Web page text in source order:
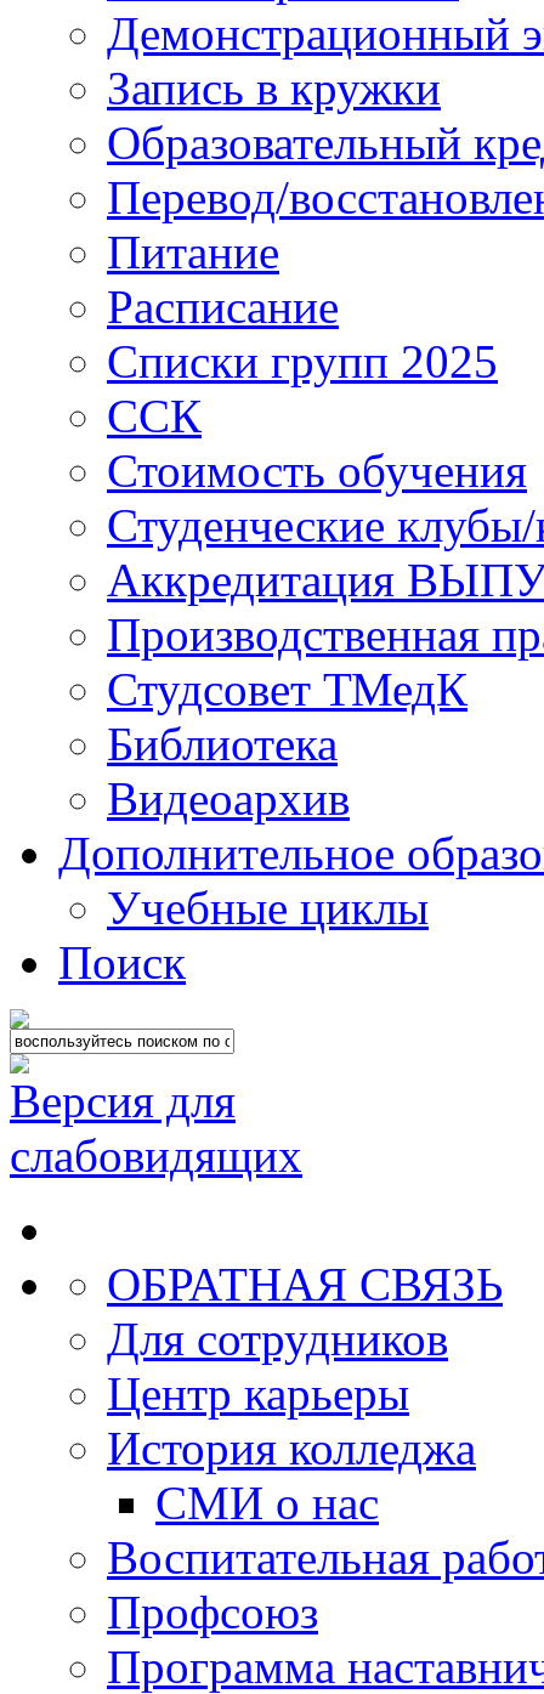
Демонстрационный
Запись в кружки
Образовательный
Перевод/
Питание
Расписание
Списки групп 2025
ССК
Стоимость обучения
Студенческие
Аккредитация
Производственная
Студсовет ТМедК
Библиотека
Видеоархив
Дополнительное
Учебные циклы
Поиск
Версия для
слабовидящих
ОБРАТНАЯ СВЯЗЬ
Для сотрудников
Центр карьеры
История колледжа
СМИ о нас
Воспитательная
Профсоюз
Программа